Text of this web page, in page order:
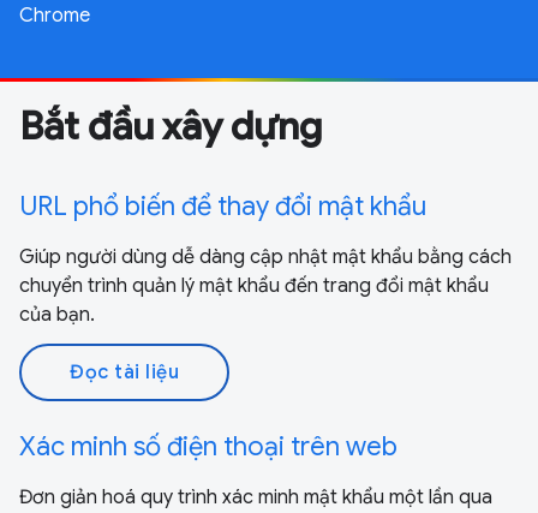
Chrome
Bắt đầu xây dựng
URL phổ biến để thay đổi mật khẩu
Giúp người dùng dễ dàng cập nhật mật khẩu bằng cách
chuyển trình quản lý mật khẩu đến trang đổi mật khẩu
của bạn.
Đọc tài liệu
Xác minh số điện thoại trên web
Đơn giản hoá quy trình xác minh mật khẩu một lần qua